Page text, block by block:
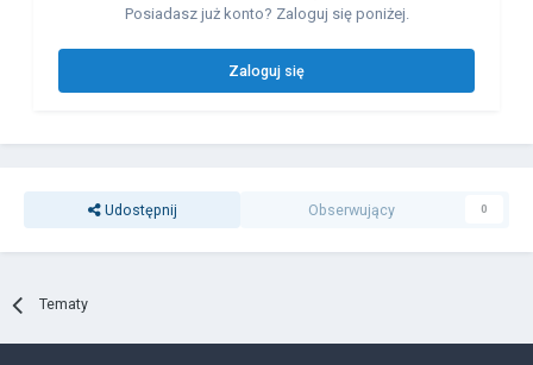
Posiadasz już konto? Zaloguj się poniżej.
Zaloguj się
Udostępnij Obserwujący 0
Tematy